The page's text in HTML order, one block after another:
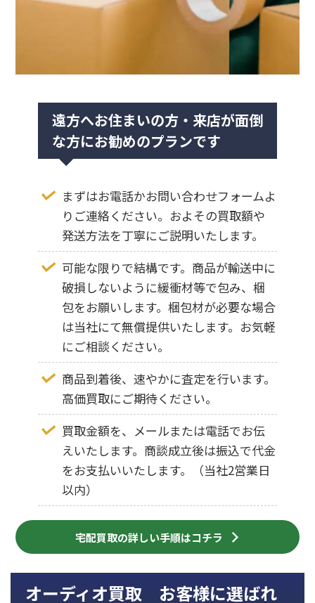
遠方へお住まいの方・来店が面倒
な方にお勧めのプランです
まずはお電話かお問い合わせフォームよ
りご連絡ください。およその買取額や
発送方法を丁寧にご説明いたします。
可能な限りで結構です。商品が輸送中に
破損しないように緩衝材等で包み、梱
包をお願いします。梱包材が必要な場合
は当社にて無償提供いたします。お気軽
にご相談ください。
商品到着後、速やかに査定を行います。
高価買取にご期待ください。
買取金額を、メールまたは電話でお伝
えいたします。商談成立後は振込で代金
をお支払いいたします。（当社2営業日
以内）
宅配買取の詳しい手順はコチラ
オーディオ買取 お客様に選ばれ